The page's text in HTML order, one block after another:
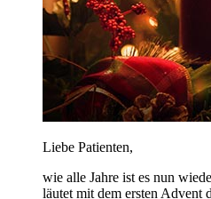
Liebe Patienten,
wie alle Jahre ist es nun
läutet mit dem ersten Advent